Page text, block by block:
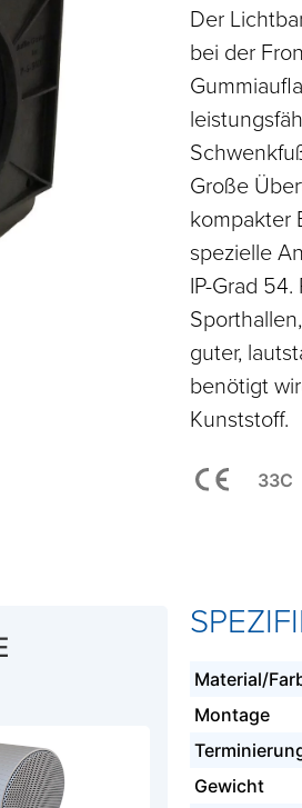
Der
bei der
Große
kompakter
spezielle
IP-Grad
guter,
benötigt
Kunststoff.
33C
Material/
Montage
Gewicht